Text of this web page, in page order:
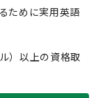
ために実用英語
）以上の資格取